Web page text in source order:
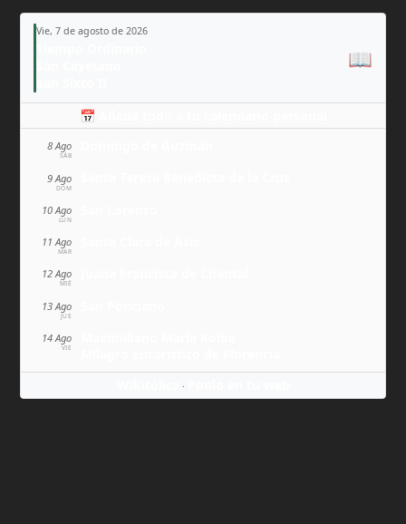
Vie, 7 de agosto de 2026
📖
📅 Añade todo a tu calendario personal
8 Ago
SÁB
9 Ago
DOM
10 Ago
LUN
11 Ago
MAR
12 Ago
MIÉ
13 Ago
JUE
14 Ago
VIE
·